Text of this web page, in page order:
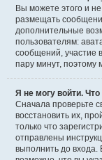
Вы можете этого и
размещать
дополнительные
пользователям:
сообщений, участие
пару минут, поэтому
Я не могу войти.
Сначала проверьте
восстановить их,
только что
отправлены
выполнить до